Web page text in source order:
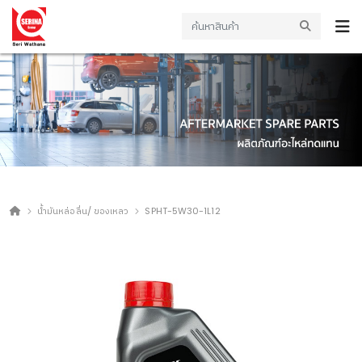
น้ำมันหล่อลื่น/ ของเหลว SPHT-5W30-1L12